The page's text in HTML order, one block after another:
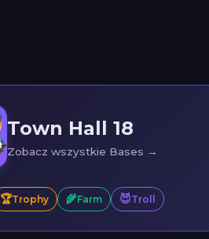
Town Hall 18
Zobacz wszystkie Bases →
🏆Trophy 🌾Farm 😈Troll